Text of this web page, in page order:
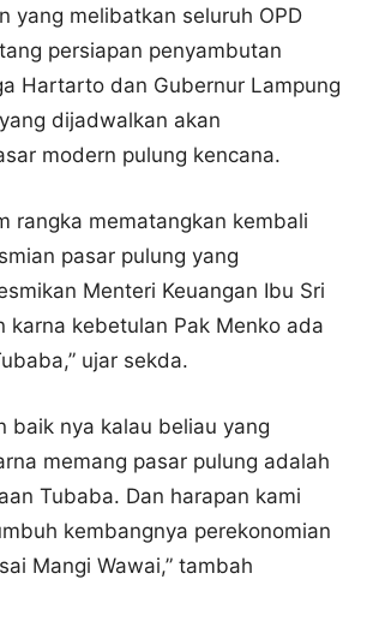
yang melibatkan seluruh OPD
persiapan penyambutan
Hartarto dan Gubernur Lampung
dijadwalkan akan
modern pulung kencana.
rangka mematangkan kembali
pasar pulung yang
Menteri Keuangan Ibu Sri
karna kebetulan Pak Menko ada
ujar sekda.
baik nya kalau beliau yang
memang pasar pulung adalah
Tubaba. Dan harapan kami
kembangnya perekonomian
Mangi Wawai,” tambah